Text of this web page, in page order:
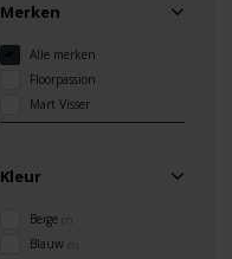
Merken
Alle merken
Floorpassion
Mart Visser
Kleur
Beige
Blauw